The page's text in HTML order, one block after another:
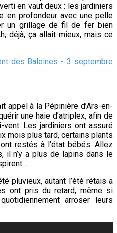
en vaut deux : les jardiniers
en profondeur avec une pelle
un grillage de fil de fer bien
déjà, ça allait mieux, mais ce
appel à la Pépinière d’Ars-en-
une haie d’atriplex, afin de
vent. Les jardiniers ont assuré
mois plus tard, certains plants
restés à l’état bébés. Allez
il n’y a plus de lapins dans le
pluvieux, autant l’été rétais a
ont pris du retard, même si
arroser leurs